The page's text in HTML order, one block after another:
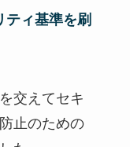
ティ基準を刷
交えてセキ
止のための